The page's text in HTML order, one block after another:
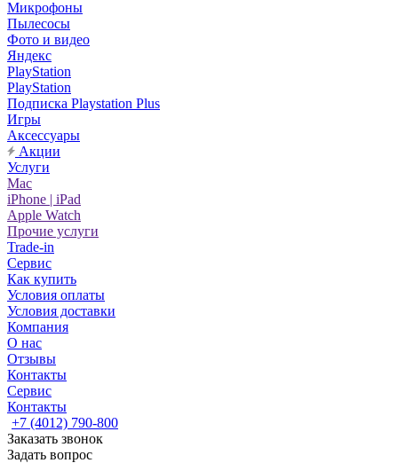
Микрофоны
Пылесосы
Фото и видео
Яндекс
PlayStation
PlayStation
Подписка Playstation Plus
Игры
Аксессуары
Акции
Услуги
Mac
iPhone | iPad
Apple Watch
Прочие услуги
Trade-in
Сервис
Как купить
Условия оплаты
Условия доставки
Компания
О нас
Отзывы
Контакты
Сервис
Контакты
+7 (4012) 790-800
Заказать звонок
Задать вопрос